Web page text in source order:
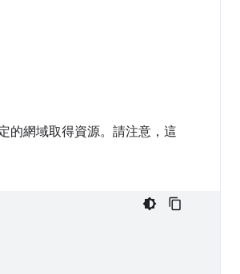
的網域取得資源。請注意，這